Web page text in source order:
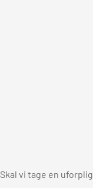
Skal vi tage en